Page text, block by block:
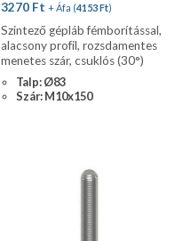
3270 Ft + Áfa (4153Ft)
Szintező gépláb fémborítással,
alacsony profil, rozsdamentes
menetes szár, csuklós (30°)
Talp: Ø83
Szár: M10x150